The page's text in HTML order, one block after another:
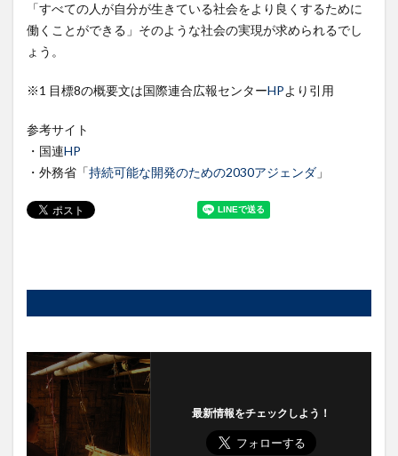
「すべての人が自分が生きている社会をより良くするために
働くことができる」そのような社会の実現が求められるでし
ょう。
※1 目標8の概要文は国際連合広報センターHPより引用
参考サイト
・国連HP
・外務省「持続可能な開発のための2030アジェンダ 」
最新情報をチェックしよう！